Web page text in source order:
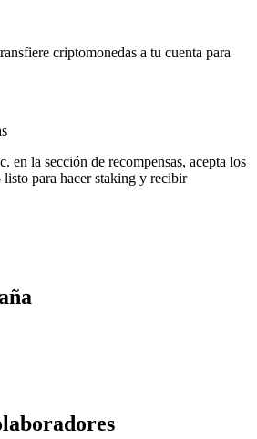
criptomonedas a tu cuenta para
en la sección de recompensas, acepta los
para hacer staking y recibir